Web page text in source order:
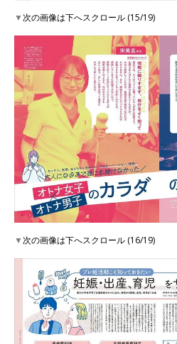
▼次の画像は下へスクロール (15/19)
▼次の画像は下へスクロール (16/19)